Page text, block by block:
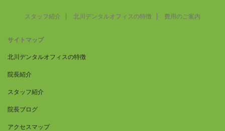
スタッフ紹介 北川デンタルオフィスの特徴 費用のご案内
サイトマップ
北川デンタルオフィスの特徴
院長紹介
スタッフ紹介
院長ブログ
アクセスマップ